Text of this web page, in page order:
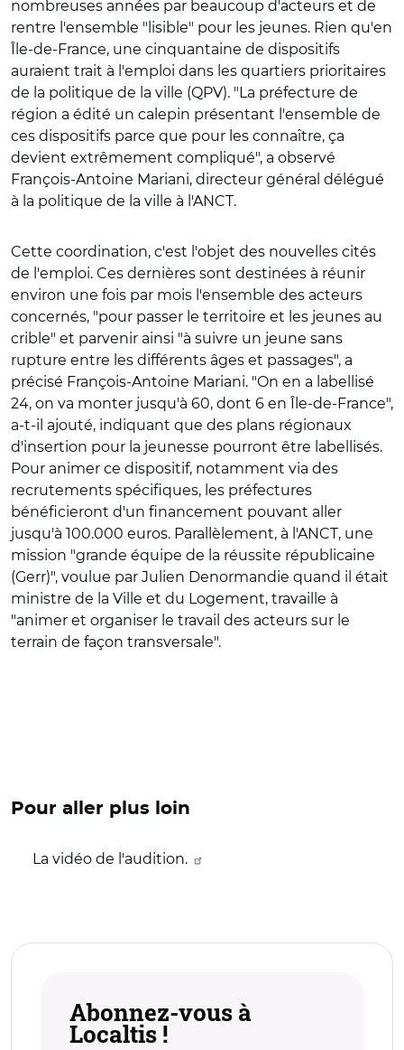
nombreuses années par beaucoup d'acteurs et de
rentre l'ensemble "lisible" pour les jeunes. Rien qu'en
Île-de-France, une cinquantaine de dispositifs
auraient trait à l'emploi dans les quartiers prioritaires
de la politique de la ville (QPV). "La préfecture de
région a édité un calepin présentant l'ensemble de
ces dispositifs parce que pour les connaître, ça
devient extrêmement compliqué", a observé
François-Antoine Mariani, directeur général délégué
à la politique de la ville à l'ANCT.
Cette coordination, c'est l'objet des nouvelles cités
de l'emploi. Ces dernières sont destinées à réunir
environ une fois par mois l'ensemble des acteurs
concernés, "pour passer le territoire et les jeunes au
crible" et parvenir ainsi "à suivre un jeune sans
rupture entre les différents âges et passages", a
précisé François-Antoine Mariani. "On en a labellisé
24, on va monter jusqu'à 60, dont 6 en Île-de-France",
a-t-il ajouté, indiquant que des plans régionaux
d'insertion pour la jeunesse pourront être labellisés.
Pour animer ce dispositif, notamment via des
recrutements spécifiques, les préfectures
bénéficieront d'un financement pouvant aller
jusqu'à 100.000 euros. Parallèlement, à l'ANCT, une
mission "grande équipe de la réussite républicaine
(Gerr)", voulue par Julien Denormandie quand il était
ministre de la Ville et du Logement, travaille à
"animer et organiser le travail des acteurs sur le
terrain de façon transversale".
Pour aller plus loin
La vidéo de l'audition.
Abonnez-vous à
Localtis !